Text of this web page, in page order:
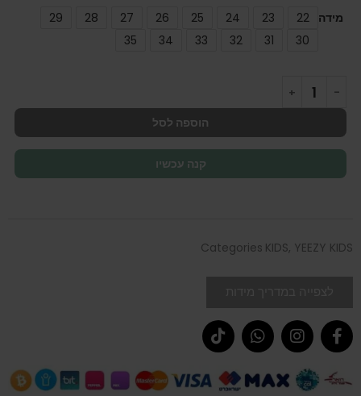
מידה 22
23
24
25
26
27
28
29
30
31
32
33
34
35
הוספה לסל
קנה עכשיו
Categories KIDS, YEEZY KIDS